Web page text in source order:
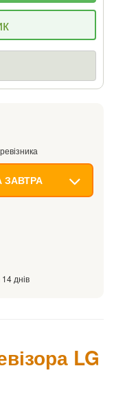
- ми
ЗАВТРА
днів
LG